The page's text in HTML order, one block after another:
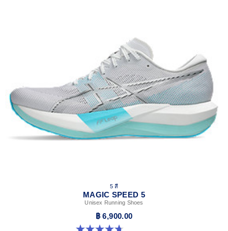
5 สี
MAGIC SPEED 5
Unisex Running Shoes
฿ 6,900.00
4.7 จาก 5 ดาว 328 รีวิว